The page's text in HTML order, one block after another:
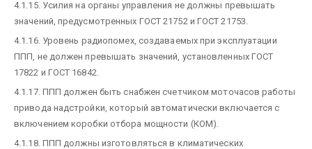
4.1.15. Усилия на органы управления не должны превышать
значений, предусмотренных ГОСТ 21752 и ГОСТ 21753.
4.1.16. Уровень радиопомех, создаваемых при эксплуатации
ППП, не должен превышать значений, установленных ГОСТ
17822 и ГОСТ 16842.
4.1.17. ППП должен быть снабжен счетчиком моточасов работы
привода надстройки, который автоматически включается с
включением коробки отбора мощности (КОМ).
4.1.18. ППП должны изготовляться в климатических